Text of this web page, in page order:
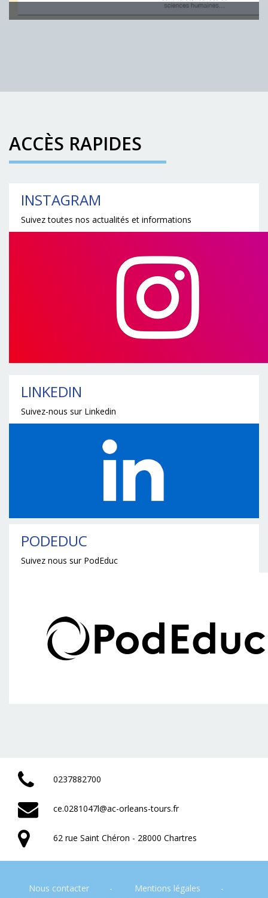
ACCÈS RAPIDES
INSTAGRAM
Suivez toutes nos actualités et informations
LINKEDIN
Suivez-nous sur Linkedin
PODEDUC
Suivez nous sur PodEduc
0237882700
ce.0281047l@ac-orleans-tours.fr
62 rue Saint Chéron - 28000 Chartres
Nous contacter
Mentions légales